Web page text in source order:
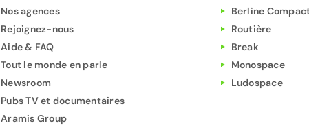
Nos agences
Rejoignez-nous
Aide & FAQ
Tout le monde en parle
Newsroom
Pubs TV et documentaires
Aramis Group
Berline
Routière
Break
Monospace
Ludospace